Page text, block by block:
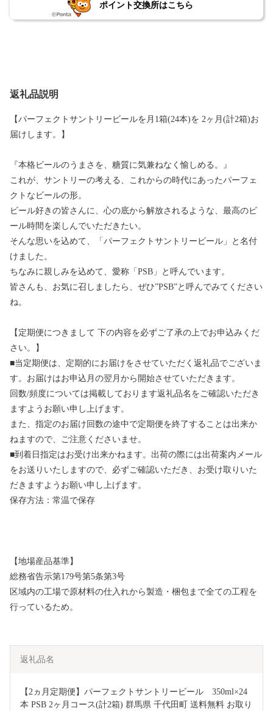
ポイント交換所はこちら
返礼品説明
【パーフェクトサントリービールを月1箱(24本)を 2ヶ月(計2箱)お
届けします。】
『本格ビールのうまさを、糖質に気兼ねなく愉しめる。』
これが、サントリーの考える、これからの時代にあったパーフェ
クトなビールの形。
ビール好きの皆さんに、心の底から解放されるような、最高のビ
ール時間を楽しんでいただきたい。
そんな思いを込めて、「パーフェクトサントリービール」と名付
けました。
ちなみに親しみを込めて、愛称「PSB」と呼んでいます。
皆さんも、お気に召しましたら、ぜひ”PSB”と呼んでみてください
ね。
【定期便につきまして 下の内容を必ずご了承の上でお申込みくだ
さい。】
■当定期便は、定期的にお届けをさせていただく返礼品でございま
す。お届けはお申込月の翌月から開始させていただきます。
回数/頻度については掲載しております返礼品名をご確認いただき
ますようお願い申し上げます。
また、指定のお届け回数の途中で定期便を終了することは出来か
ねますので、ご注意くださいませ。
■到着日指定はお受け出来かねます。出荷の際には出荷案内メール
をお送りいたしますので、必ずご確認いただき、お受け取りいた
だきますようお願い申し上げます。
保存方法：常温で保存
【地場産品基準】
総務省告示第179号第5条第3号
区域内の工場で原材料の仕入れから製造・梱包まで全ての工程を
行っているため。
返礼品名
【2ヵ月定期便】パーフェクトサントリービール　350ml×24
本 PSB 2ヶ月コース(計2箱) 群馬県 千代田町 送料無料 お取り